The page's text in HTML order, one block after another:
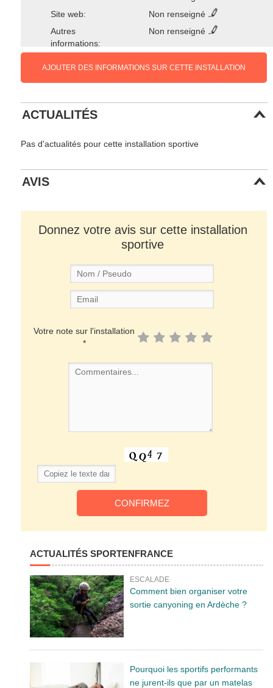
Site web:
Non renseigné
Autres
informations:
Non renseigné
AJOUTER DES INFORMATIONS SUR CETTE INSTALLATION
ACTUALITÉS
Pas d'actualités pour cette installation sportive
AVIS
Donnez votre avis sur cette installation
sportive
Votre note sur l'installation
*
ACTUALITÉS SPORTENFRANCE
ESCALADE
Comment bien organiser votre
sortie canyoning en Ardèche ?
Pourquoi les sportifs performants
ne jurent-ils que par un matelas